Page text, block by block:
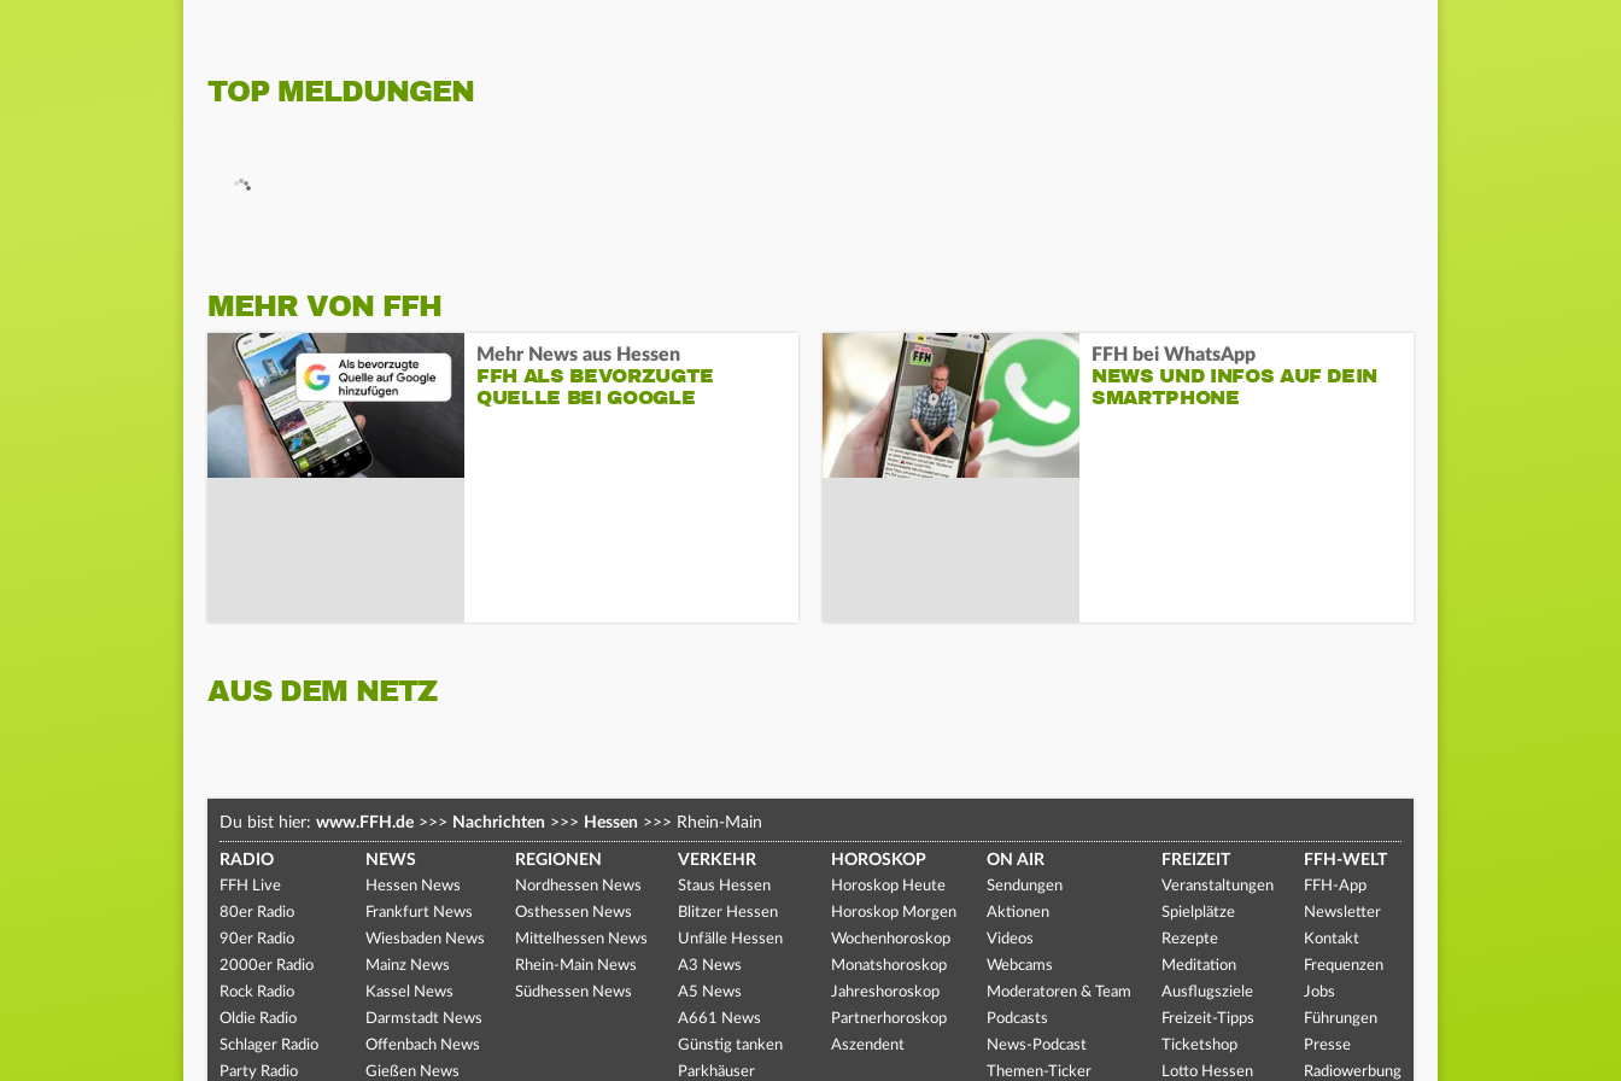
TOP MELDUNGEN
MEHR VON FFH
Mehr News aus Hessen
FFH ALS BEVORZUGTE
QUELLE BEI GOOGLE
FFH bei WhatsApp
NEWS UND INFOS AUF DEIN
SMARTPHONE
AUS DEM NETZ
Du bist hier: www.FFH.de >>> Nachrichten >>> Hessen >>> Rhein-Main
RADIO
FFH Live
80er Radio
90er Radio
2000er Radio
Rock Radio
Oldie Radio
Schlager Radio
Party Radio
NEWS
Hessen News
Frankfurt News
Wiesbaden News
Mainz News
Kassel News
Darmstadt News
Offenbach News
Gießen News
REGIONEN
Nordhessen News
Osthessen News
Mittelhessen News
Rhein-Main News
Südhessen News
VERKEHR
Staus Hessen
Blitzer Hessen
Unfälle Hessen
A3 News
A5 News
A661 News
Günstig tanken
Parkhäuser
HOROSKOP
Horoskop Heute
Horoskop Morgen
Wochenhoroskop
Monatshoroskop
Jahreshoroskop
Partnerhoroskop
Aszendent
ON AIR
Sendungen
Aktionen
Videos
Webcams
Moderatoren & Team
Podcasts
News-Podcast
Themen-Ticker
FREIZEIT
Veranstaltungen
Spielplätze
Rezepte
Meditation
Ausflugsziele
Freizeit-Tipps
Ticketshop
Lotto Hessen
FFH-WELT
FFH-App
Newsletter
Kontakt
Frequenzen
Jobs
Führungen
Presse
Radiowerbung